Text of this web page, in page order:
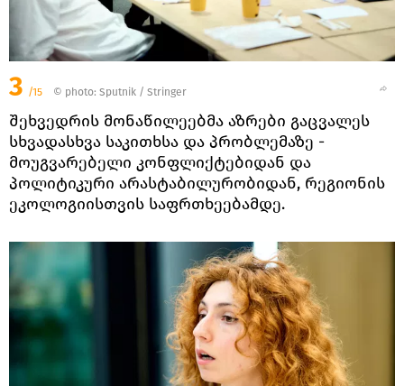
3 /15 © photo: Sputnik / Stringer
შეხვედრის მონაწილეებმა აზრები გაცვალეს
სხვადასხვა საკითხსა და პრობლემაზე -
მოუგვარებელი კონფლიქტებიდან და
პოლიტიკური არასტაბილურობიდან, რეგიონის
ეკოლოგიისთვის საფრთხეებამდე.